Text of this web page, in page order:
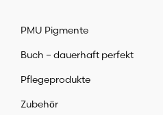
PMU Pigmente
Buch – dauerhaft perfekt
Pflegeprodukte
Zubehör